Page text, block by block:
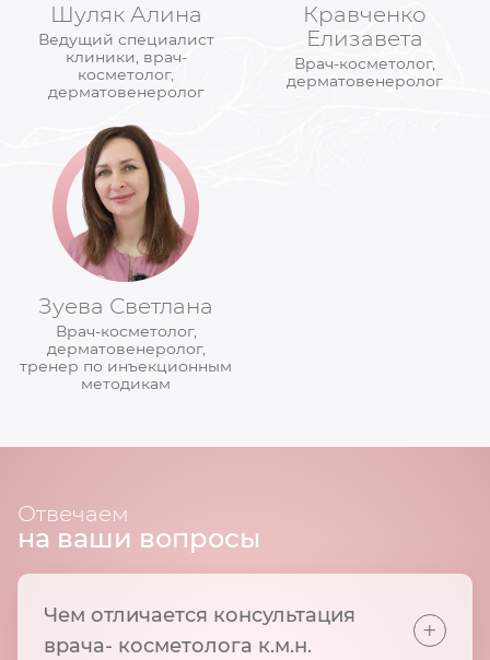
Шуляк Алина
Ведущий специалист
клиники, врач-
косметолог,
дерматовенеролог
Кравченко
Елизавета
Врач-косметолог,
дерматовенеролог
Зуева Светлана
Врач-косметолог,
дерматовенеролог,
тренер по инъекционным
методикам
Отвечаем
на ваши вопросы
Чем отличается консультация
врача- косметолога к.м.н.
+